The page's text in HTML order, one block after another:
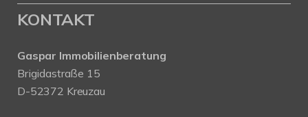
KONTAKT
Gaspar Immobilienberatung
Brigidastraße 15
D-52372 Kreuzau